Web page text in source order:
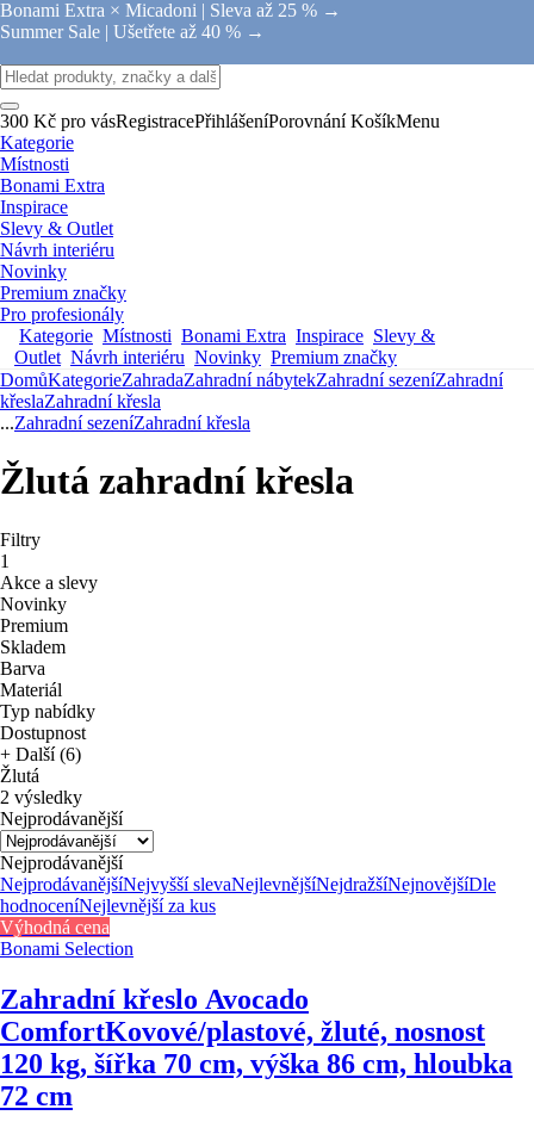
Bonami Extra × Micadoni | Sleva až 25 % →
Summer Sale | Ušetřete až 40 % →
300 Kč pro vásRegistracePřihlášeníPorovnání KošíkMenu
Kategorie
Místnosti
Bonami Extra
Inspirace
Slevy & Outlet
Návrh interiéru
Novinky
Premium značky
Pro profesionály
Kategorie Místnosti Bonami Extra Inspirace Slevy &
Outlet Návrh interiéru Novinky Premium značky
DomůKategorieZahradaZahradní nábytekZahradní sezeníZahradní
křeslaZahradní křesla
...Zahradní sezeníZahradní křesla
Žlutá zahradní křesla
Filtry
1
Akce a slevy
Novinky
Premium
Skladem
Barva
Materiál
Typ nabídky
Dostupnost
+ Další (6)
Žlutá
2 výsledky
Nejprodávanější
Nejprodávanější
NejprodávanějšíNejvyšší slevaNejlevnějšíNejdražšíNejnovějšíDle
hodnoceníNejlevnější za kus
Výhodná cena
Bonami Selection
Zahradní křeslo Avocado
ComfortKovové/plastové, žluté, nosnost
120 kg, šířka 70 cm, výška 86 cm, hloubka
72 cm